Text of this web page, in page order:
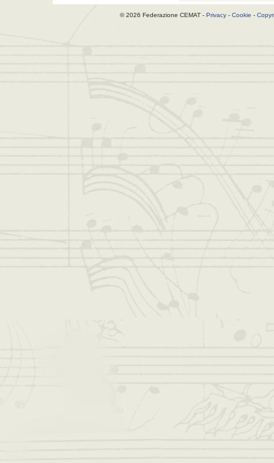
© 2026 Federazione CEMAT - Privacy- Cookie -